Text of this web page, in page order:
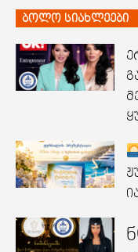
ბოლო სიახლეები